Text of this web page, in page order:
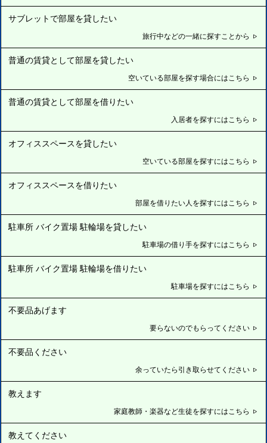
サブレットで部屋を貸したい
旅行中などの一緒に探すことから
普通の賃貸として部屋を貸したい
空いている部屋を探す場合にはこちら
普通の賃貸として部屋を借りたい
入居者を探すにはこちら
オフィススペースを貸したい
空いている部屋を探すにはこちら
オフィススペースを借りたい
部屋を借りたい人を探すにはこちら
駐車所 バイク置場 駐輪場を貸したい
駐車場の借り手を探すにはこちら
駐車所 バイク置場 駐輪場を借りたい
駐車場を探すにはこちら
不要品あげます
要らないのでもらってください
不要品ください
余っていたら引き取らせてください
教えます
家庭教師・楽器など生徒を探すにはこちら
教えてください